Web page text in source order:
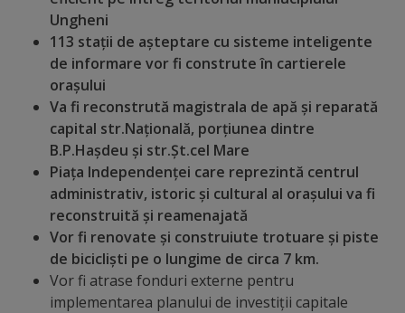
public
Lista
stațiilor
de
transport
public
Parcări
Date
Ungheni
113 stații de așteptare cu sisteme inteligente
de informare vor fi construteîn cartierele
orașului
Va fi reconstrută magistrala de apă și reparată
capital str.Națională, porțiunea dintre
B.P.Hașdeu și str.Șt.cel Mare
Piața Independenței care reprezintă centrul
administrativ, istoric și cultural al orașului va fi
reconstruită și reamenajată
Vor fi renovate și construiute trotuare și piste
de bicicliști pe o lungime de circa 7 km.
Vor fi atrase fonduri externe pentru
implementarea planului de investiţii capitale